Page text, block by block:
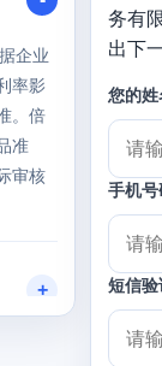
企业
率影
。倍
准
审核
务有
出下
您的姓
手机号
短信